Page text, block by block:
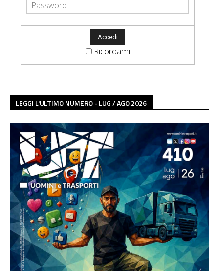
Ricordami
LEGGI L'ULTIMO NUMERO - LUG / AGO 2026